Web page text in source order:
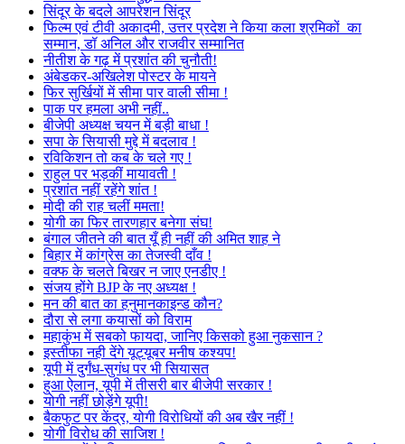
सिंदूर के बदले आपरेशन सिंदूर
फिल्म एवं टीवी अकादमी, उत्तर प्रदेश ने किया कला श्रमिकों का
सम्मान, डॉ अनिल और राजवीर सम्मानित
नीतीश के गढ़ में प्रशांत की चुनौती!
अंबेडकर-अखिलेश पोस्टर के मायने
फिर सुर्खियों में सीमा पार वाली सीमा !
पाक पर हमला अभी नहीं..
बीजेपी अध्यक्ष चयन में बड़ी बाधा !
सपा के सियासी मुद्दे में बदलाव !
रविकिशन तो कब के चले गए !
राहुल पर भड़कीं मायावती !
प्रशांत नहीं रहेंगे शांत !
मोदी की राह चलीं ममता!
योगी का फिर तारणहार बनेगा संघ!
बंगाल जीतने की बात यूँ ही नहीं की अमित शाह ने
बिहार में कांग्रेस का तेजस्वी दाँव !
वक्फ के चलते बिखर न जाए एनडीए !
संजय होंगे BJP के नए अध्यक्ष !
मन की बात का हनुमानकाइन्ड कौन?
दौरा से लगा कयासों को विराम
महाकुंभ में सबको फायदा, जानिए किसको हुआ नुकसान ?
इस्तीफा नही देंगे यूट्यूबर मनीष कश्यप!
यूपी में दुर्गंध-सुगंध पर भी सियासत
हुआ ऐलान, यूपी में तीसरी बार बीजेपी सरकार !
योगी नहीं छोड़ेंगे यूपी!
बैकफुट पर केंद्र, योगी विरोधियों की अब खैर नहीं !
योगी विरोध की साजिश !